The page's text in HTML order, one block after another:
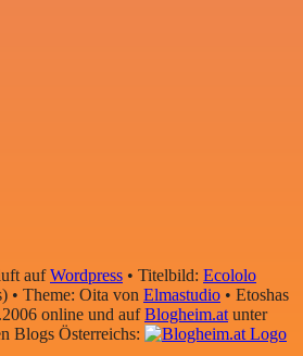
aufWordpress • Titelbild: Ecololo
• Theme: Oita von Elmastudio • Etoshas
online und aufBlogheim.atunter
Blogs Österreichs: